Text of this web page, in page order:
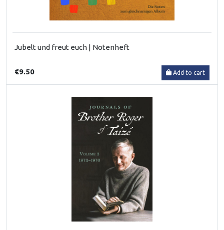
Jubelt und freut euch | Notenheft
€9.50 Add to cart